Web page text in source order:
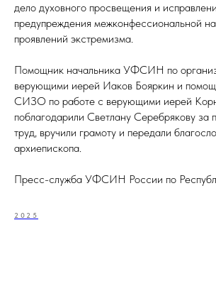
дело духовного просвещения и
предупреждения межконфессиональной
проявлений экстремизма.
Помощник начальника УФСИН по
верующими иерей Иаков Бояркин и
СИЗО по работе с верующими иерей
поблагодарили Светлану Серебрякову за
труд, вручили грамоту и передали
архиепископа.
Пресс-служба УФСИН России по
2025